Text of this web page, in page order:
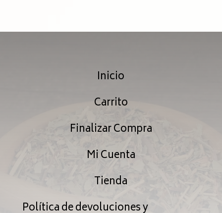
hasta
$239.99
Inicio
Carrito
Finalizar Compra
Mi Cuenta
Tienda
Política de devoluciones y